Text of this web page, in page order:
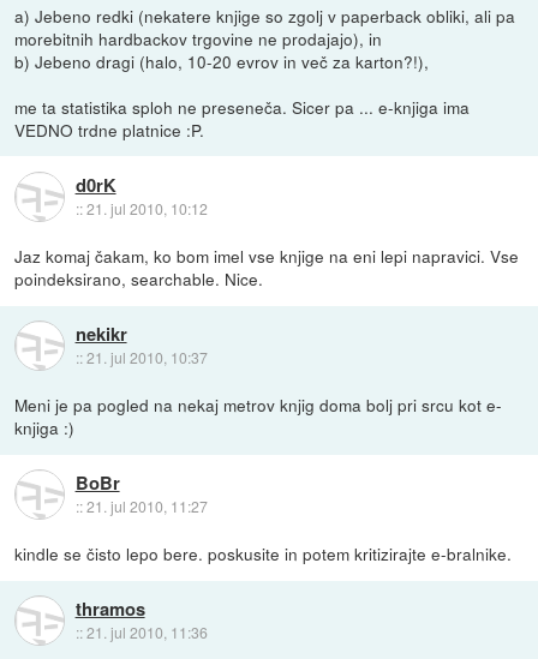
a) Jebeno redki (nekatere knjige so zgolj v paperback obliki, ali pa
morebitnih hardbackov trgovine ne prodajajo), in
b) Jebeno dragi (halo, 10-20 evrov in več za karton?!),
me ta statistika sploh ne preseneča. Sicer pa ... e-knjiga ima
VEDNO trdne platnice :P.
d0rK
::21. jul 2010, 10:12
Jaz komaj čakam, ko bom imel vse knjige na eni lepi napravici. Vse
poindeksirano, searchable. Nice.
nekikr
::21. jul 2010, 10:37
Meni je pa pogled na nekaj metrov knjig doma bolj pri srcu kot e-
knjiga :)
BoBr
::21. jul 2010, 11:27
kindle se čisto lepo bere. poskusite in potem kritizirajte e-bralnike.
thramos
::21. jul 2010, 11:36